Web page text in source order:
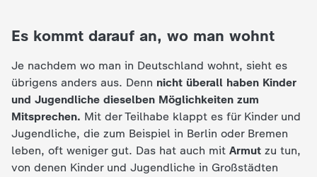
Es kommt darauf an, wo man wohnt
Je nachdem wo man in Deutschland wohnt, sieht es
übrigens anders aus. Denn nicht überall haben Kinder
und Jugendliche dieselben Möglichkeiten zum
Mitsprechen. Mit der Teilhabe klappt es für Kinder und
Jugendliche, die zum Beispiel in Berlin oder Bremen
leben, oft weniger gut. Das hat auch mit Armut zu tun,
von denen Kinder und Jugendliche in Großstädten